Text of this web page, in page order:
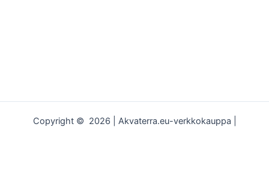
Copyright © 2026 | Akvaterra.eu-verkkokauppa |